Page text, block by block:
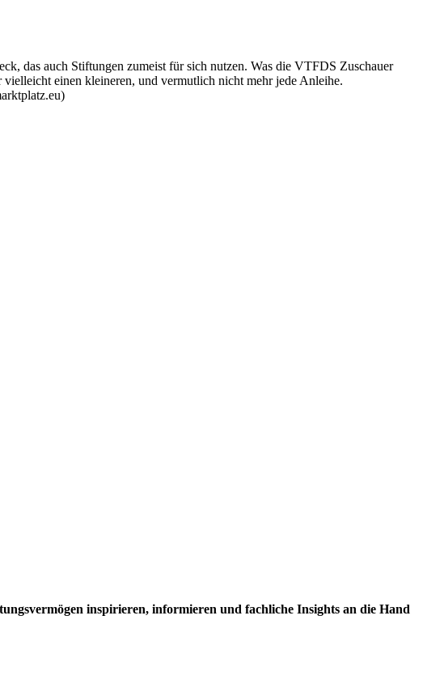
das auch Stiftungen zumeist für sich nutzen. Was die VTFDS Zuschauer
einen kleineren, und vermutlich nicht mehr jede Anleihe.
inspirieren, informieren und fachliche Insights an die Hand